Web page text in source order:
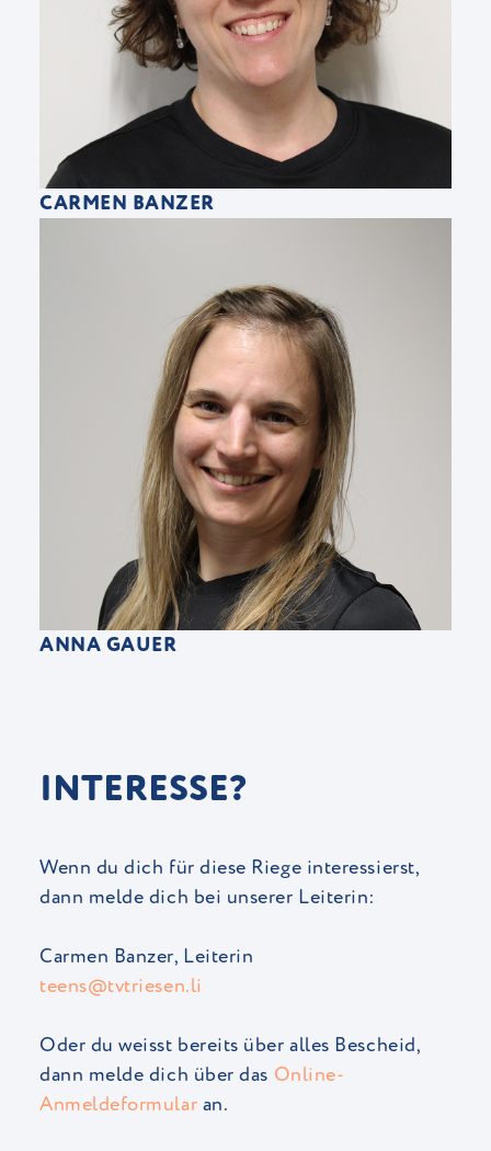
CARMEN BANZER
ANNA GAUER
INTERESSE?
Wenn du dich für diese Riege interessierst,
dann melde dich bei unserer Leiterin:
Carmen Banzer, Leiterin
teens@tvtriesen.li
Oder du weisst bereits über alles Bescheid,
dann melde dich über das Online-
Anmeldeformular an.